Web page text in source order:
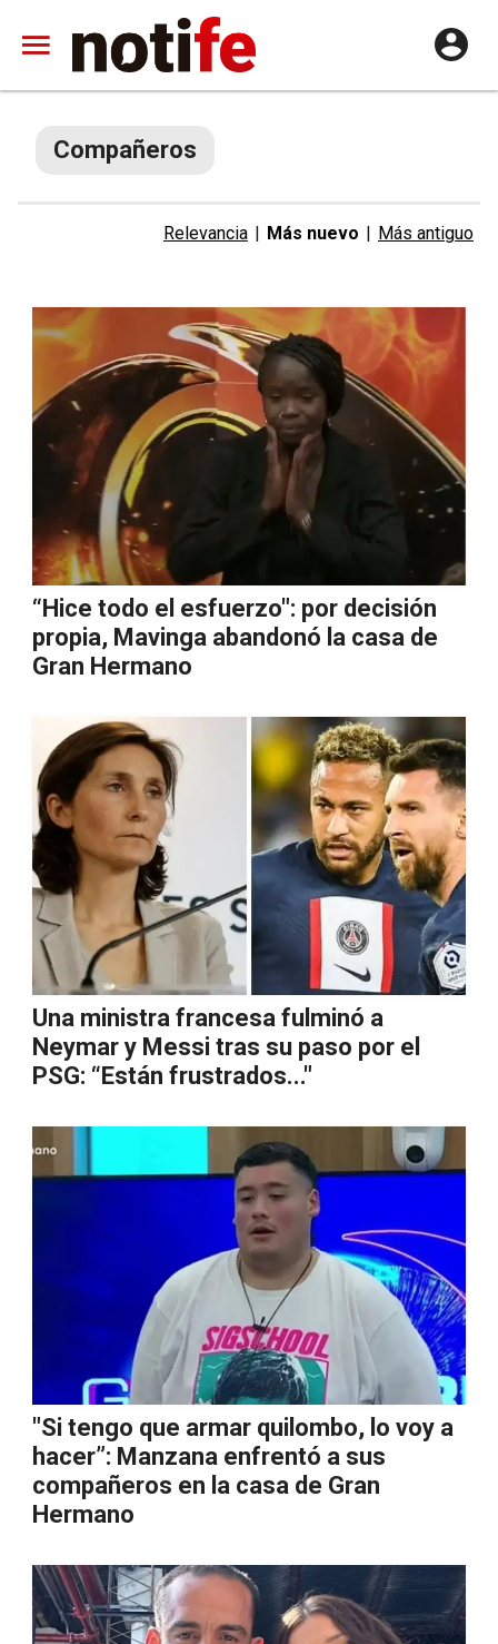
Compañeros
Relevancia | Más nuevo | Más antiguo
“Hice todo el esfuerzo": por decisión
propia, Mavinga abandonó la casa de
Gran Hermano
Una ministra francesa fulminó a
Neymar y Messi tras su paso por el
PSG: “Están frustrados..."
"Si tengo que armar quilombo, lo voy a
hacer”: Manzana enfrentó a sus
compañeros en la casa de Gran
Hermano